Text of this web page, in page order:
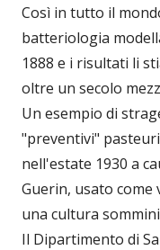
Così in tutto il
batteriologia
1888 e i risultati li
oltre un secolo
Un esempio di
"preventivi"
nell'estate 1930 a
Guerin, usato come
una cultura
Il Dipartimento di